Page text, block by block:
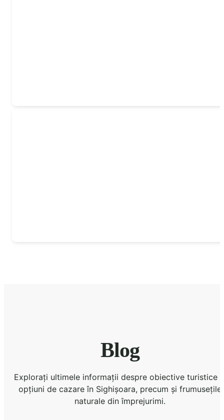
Blog
Explorați ultimele informații despre obiective turistice
opțiuni de cazare în Sighișoara, precum și frumusețile
naturale din împrejurimi.